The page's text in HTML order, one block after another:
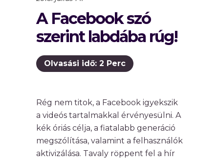
A Facebook szó
szerint labdába rúg!
Olvasási idő: 2 Perc
Rég nem titok, a Facebook igyekszik
a videós tartalmakkal érvényesülni. A
kék óriás célja, a fiatalabb generáció
megszólítása, valamint a felhasználók
aktivizálása. Tavaly röppent fel a hír